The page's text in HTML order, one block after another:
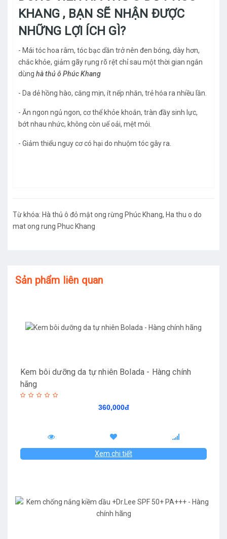
KHANG , BẠN SẼ NHẬN ĐƯỢC
NHỮNG LỢI ÍCH GÌ?
- Mái tóc hoa râm, tóc bạc dần trở nên đen bóng, dày hơn,
chắc khỏe, giảm gãy rụng rõ rệt chỉ sau một thời gian ngắn
dùng hà thủ ô Phúc Khang
- Da dẻ hồng hào, căng mịn, ít nếp nhăn, trẻ hóa ra nhiều lần.
- Ăn ngon ngủ ngon, cơ thể khỏe khoắn, tràn đầy sinh lực,
bớt nhau nhức, không còn uể oải, mệt mỏi.
- Giảm thiểu nguy cơ có hại do nhuộm tóc gây ra.
Từ khóa: Hà thủ ô đỏ mật ong rừng Phúc Khang, Ha thu o do
mat ong rung Phuc Khang
Sản phẩm liên quan
Kem bôi dưỡng da tự nhiên Bolada - Hàng chính
hãng
360,000đ
Xem chi tiết